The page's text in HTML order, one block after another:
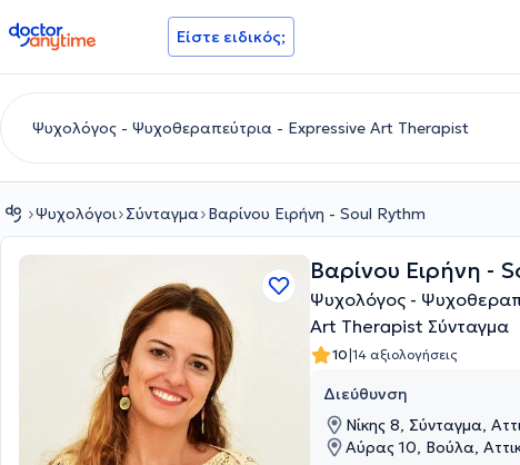
doctoranytime Είστε ειδικός;
Ψυχολόγοι Σύνταγμα Βαρίνου Ειρήνη - Soul Rythm
Βαρίνου Ειρήνη -
Ψυχολόγος -
Art Therapist Σύνταγμα
10|14 αξιολογήσεις
Διεύθυνση
Νίκης 8, Σύνταγμα,
Αύρας 10, Βούλα,